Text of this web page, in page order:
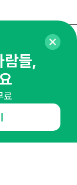
람들,
료